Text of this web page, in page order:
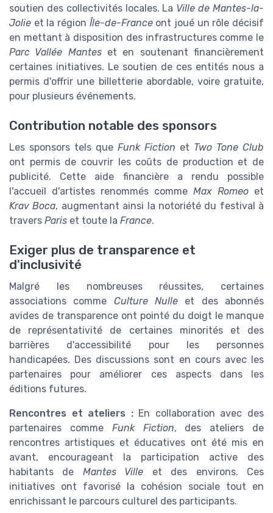
soutien des collectivités locales. La Ville de Mantes-la-
Jolie et la région Île-de-Franceont joué un rôle décisif
en mettant à disposition des infrastructures comme le
Parc Vallée Manteset en soutenant financièrement
certaines initiatives. Le soutien de ces entités nous a
permis d'offrir une billetterie abordable, voire gratuite,
pour plusieurs événements.
Contribution notable des sponsors
Les sponsors tels que Funk Fiction et Two Tone Club
ont permis de couvrir les coûts de production et de
publicité. Cette aide financière a rendu possible
l'accueil d'artistes renommés comme Max Romeo et
Krav Boca, augmentant ainsi la notoriété du festival à
travers Paris et toute la France.
Exiger plus de transparence et
d'inclusivité
Malgré les nombreuses réussites, certaines
associations comme Culture Nulle et des abonnés
avides de transparence ont pointé du doigt le manque
de représentativité de certaines minorités et des
barrières d'accessibilité pour les personnes
handicapées. Des discussions sont en cours avec les
partenaires pour améliorer ces aspects dans les
éditions futures.
Rencontres et ateliers :En collaboration avec des
partenaires comme Funk Fiction, des ateliers de
rencontres artistiques et éducatives ont été mis en
avant, encourageant la participation active des
habitants de Mantes Ville et des environs. Ces
initiatives ont favorisé la cohésion sociale tout en
enrichissant le parcours culturel des participants.